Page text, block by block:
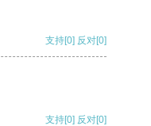
支持[0] 反对[0]
支持[0] 反对[0]